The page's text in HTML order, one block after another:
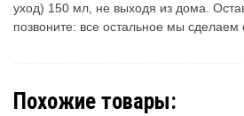
уход) 150 мл, не выходя из дома.
позвоните: все остальное мы сделаем
Похожие товары: